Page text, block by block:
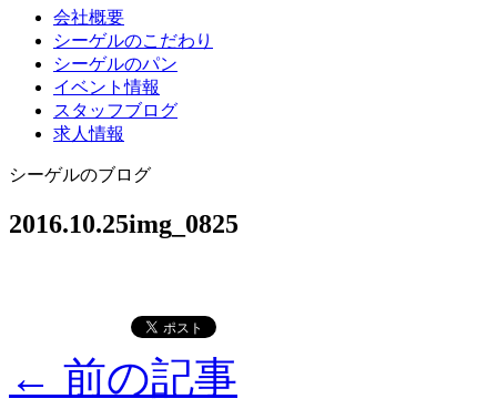
会社概要
シーゲルのこだわり
シーゲルのパン
イベント情報
スタッフブログ
求人情報
シーゲルのブログ
2016.10.25img_0825
← 前の記事